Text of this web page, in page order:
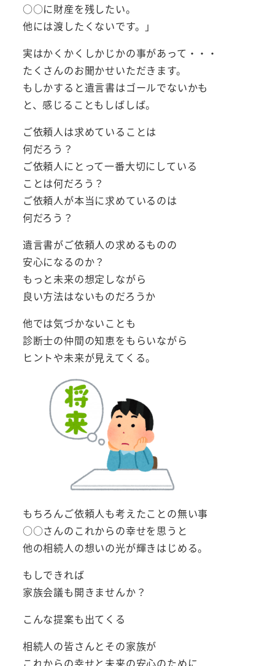
○○に財産を残したい。
他には渡したくないです。」
実はかくかくしかじかの事があって・・・
たくさんのお聞かせいただきます。
もしかすると遺言書はゴールでないかも
と、感じることもしばしば。
ご依頼人は求めていることは
何だろう？
ご依頼人にとって一番大切にしている
ことは何だろう？
ご依頼人が本当に求めているのは
何だろう？
遺言書がご依頼人の求めるものの
安心になるのか？
もっと未来の想定しながら
良い方法はないものだろうか
他では気づかないことも
診断士の仲間の知恵をもらいながら
ヒントや未来が見えてくる。
もちろんご依頼人も考えたことの無い事
○○さんのこれからの幸せを思うと
他の相続人の想いの光が輝きはじめる。
もしできれば
家族会議も開きませんか？
こんな提案も出てくる
相続人の皆さんとその家族が